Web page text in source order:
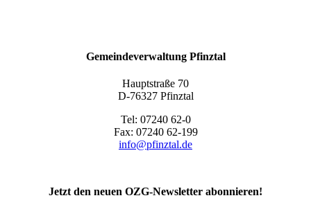
Gemeindeverwaltung Pfinztal
Hauptstraße 70
D-76327 Pfinztal
Tel: 07240 62-0
Fax: 07240 62-199
info@pfinztal.de
Jetzt den neuen OZG-Newsletter abonnieren!